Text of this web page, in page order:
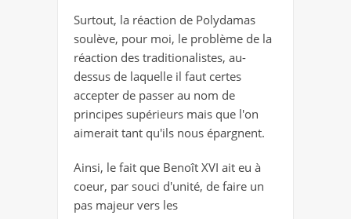
Surtout, la réaction de Polydamas
soulève, pour moi, le problème de la
réaction des traditionalistes, au-
dessus de laquelle il faut certes
accepter de passer au nom de
principes supérieurs mais que l'on
aimerait tant qu'ils nous épargnent.
Ainsi, le fait que Benoît XVI ait eu à
coeur, par souci d'unité, de faire un
pas majeur vers les